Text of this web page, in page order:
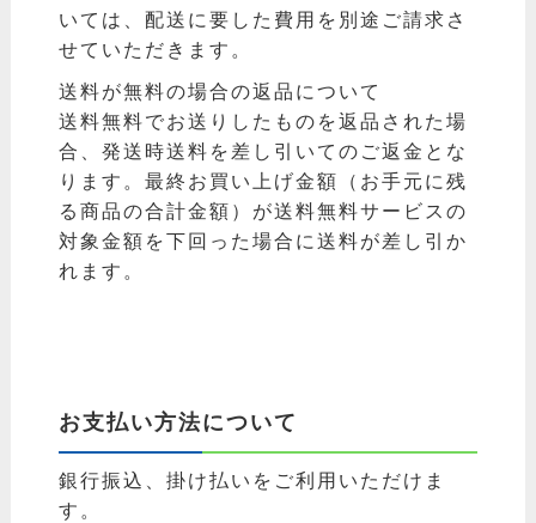
いては、配送に要した費用を別途ご請求さ
せていただきます。
送料が無料の場合の返品について
送料無料でお送りしたものを返品された場
合、発送時送料を差し引いてのご返金とな
ります。最終お買い上げ金額（お手元に残
る商品の合計金額）が送料無料サービスの
対象金額を下回った場合に送料が差し引か
れます。
お支払い方法について
銀行振込、掛け払いをご利用いただけま
す。